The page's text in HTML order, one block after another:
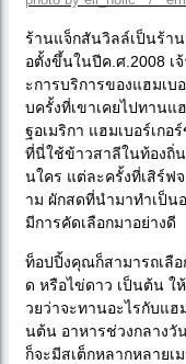
ร้านแจ็กสันวิลล์เป็นร้า
อตั้งขึ้นในปีค.ศ.2008 เ
ะการบริการของแฮมเบ
บครั้งที่เขาเคยไปทานแ
ฐอเมริกา แฮมเบอร์เก
ที่นี่ใช้ข้าวสาลีในท้องถิ่
นใคร แต่ละครั้งที่เสิร์ฟ
าม ผักสดที่นำมาทำเป็น
มีการคัดเลือกมาอย่างดี
ท็อปปิ้งคุณก็สามารถเลือ
ด หรือไข่ดาว เป็นต้น ใ
วยว่าจะทานอะไรกับแฮ
นต้น อาหารช่วงกลางวั
ก็จะมีสเต็กหลากหลายเ